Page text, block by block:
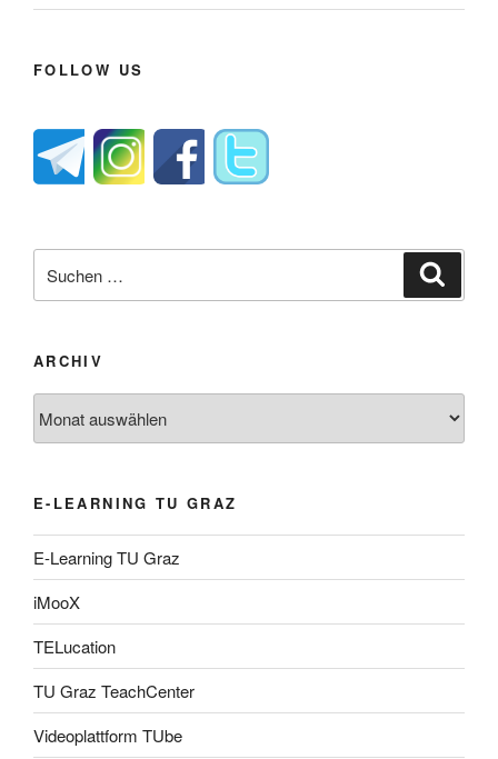
FOLLOW US
nach:
ARCHIV
E-LEARNING TU GRAZ
E-Learning TU Graz
iMooX
TELucation
TU Graz TeachCenter
Videoplattform TUbe